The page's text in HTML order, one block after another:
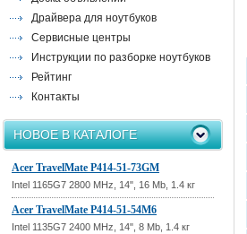
Драйвера для ноутбуков
Сервисные центры
Инструкции по разборке ноутбуков
Рейтинг
Контакты
НОВОЕ В КАТАЛОГЕ
Acer TravelMate P414-51-73GM
Intel 1165G7 2800 MHz, 14", 16 Mb, 1.4 кг
Acer TravelMate P414-51-54M6
Intel 1135G7 2400 MHz, 14", 8 Mb, 1.4 кг